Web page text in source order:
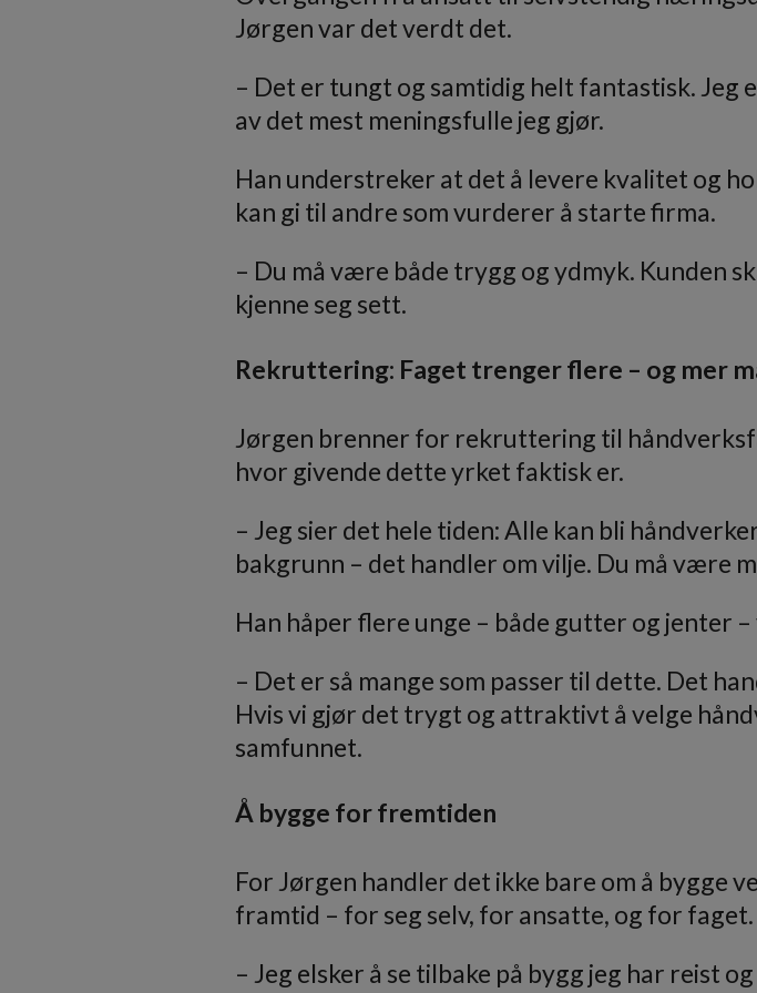
Jørgen var det verdt det.
– Det er tungt og samtidig helt fantastisk. Jeg
av det mest meningsfulle jeg gjør.
Han understreker at det å levere kvalitet og
kan gi til andre som vurderer å starte firma.
– Du må være både trygg og ydmyk. Kunden
kjenne seg sett.
Rekruttering: Faget trenger flere – og mer
Jørgen brenner for rekruttering til
hvor givende dette yrket faktisk er.
– Jeg sier det hele tiden: Alle kan bli
bakgrunn – det handler om vilje. Du må være
Han håper flere unge – både gutter og jenter
– Det er så mange som passer til dette. Det
Hvis vi gjør det trygt og attraktivt å velge
samfunnet.
Å bygge for fremtiden
For Jørgen handler det ikke bare om å bygge
framtid – for seg selv, for ansatte, og for faget.
– Jeg elsker å se tilbake på bygg jeg har reist